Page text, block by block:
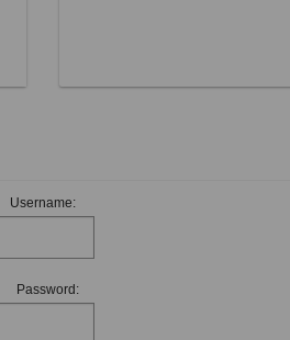
Username:
Password: